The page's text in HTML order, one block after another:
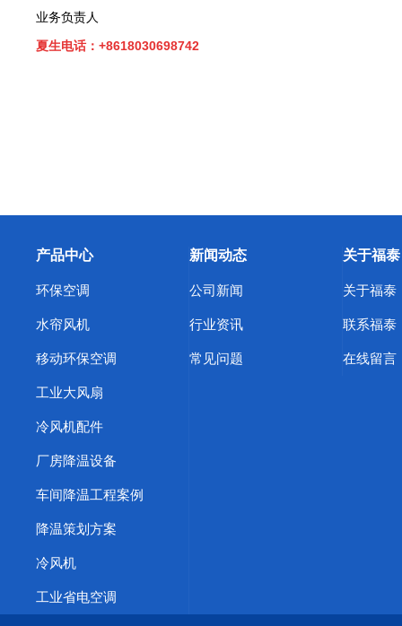
业务负责人
夏生电话：+8618030698742
产品中心
环保空调
水帘风机
移动环保空调
工业大风扇
冷风机配件
厂房降温设备
车间降温工程案例
降温策划方案
冷风机
工业省电空调
新闻动态
公司新闻
行业资讯
常见问题
关于福泰
关于福泰
联系福泰
在线留言